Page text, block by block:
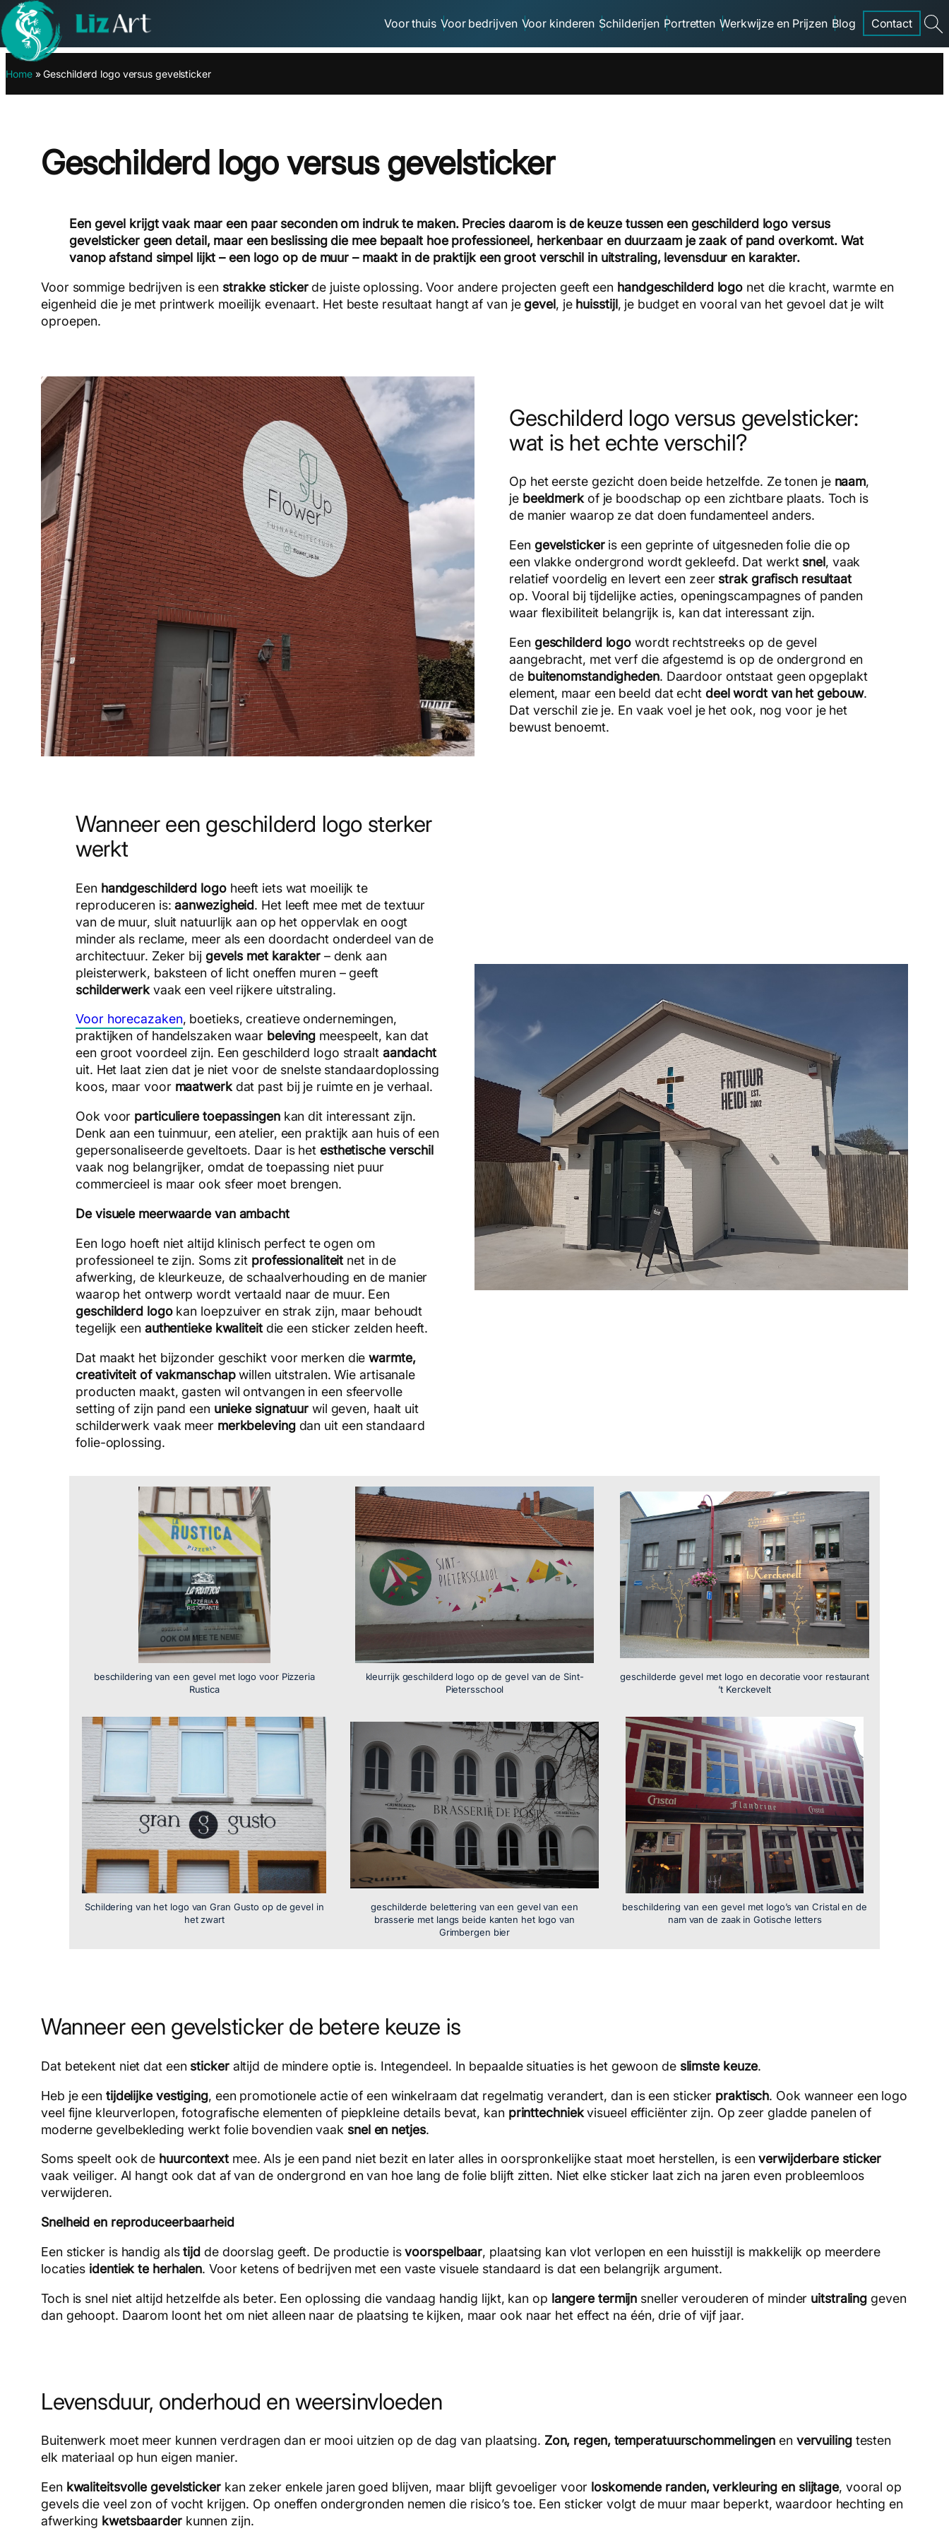
Ga
naar
de
Voor thuis Voor bedrijven Voor kinderen Schilderijen Portretten Werkwijze en Prijzen Blog Contact
Home»Geschilderd logo versus gevelsticker
Geschilderd logo versus gevelsticker
Een gevel krijgt vaak maar een paar seconden om indruk te maken. Precies daarom is de keuze tussen een geschilderd logo versus
gevelsticker geen detail, maar een beslissing die mee bepaalt hoe professioneel, herkenbaar en duurzaam je zaak of pand overkomt. Wat
vanop afstand simpel lijkt – een logo op de muur – maakt in de praktijk een groot verschil in uitstraling, levensduur en karakter.
Voor sommige bedrijven is een strakke stickerde juiste oplossing. Voor andere projecten geeft een handgeschilderd logo net die kracht, warmte en
eigenheid die je met printwerk moeilijk evenaart. Het beste resultaat hangt af van jegevel, je huisstijl, je budget en vooral van het gevoel dat je wilt
oproepen.
Geschilderd logo versus gevelsticker:
wat is het echte verschil?
Op het eerste gezicht doen beide hetzelfde. Ze tonen je naam,
je beeldmerkof je boodschap op een zichtbare plaats. Toch is
de manier waarop ze dat doen fundamenteel anders.
Een gevelstickeris een geprinte of uitgesneden folie die op
een vlakke ondergrond wordt gekleefd. Dat werkt snel, vaak
relatief voordelig en levert een zeer strak grafisch resultaat
op. Vooral bij tijdelijke acties, openingscampagnes of panden
waar flexibiliteit belangrijk is, kan dat interessant zijn.
Een geschilderd logo wordt rechtstreeks op de gevel
aangebracht, met verf die afgestemd is op de ondergrond en
de buitenomstandigheden. Daardoor ontstaat geen opgeplakt
element, maar een beeld dat echt deel wordt van het gebouw.
Dat verschil zie je. En vaak voel je het ook, nog voor je het
bewust benoemt.
Wanneer een geschilderd logo sterker
werkt
Een handgeschilderd logoheeft iets wat moeilijk te
reproduceren is:aanwezigheid. Het leeft mee met de textuur
van de muur, sluit natuurlijk aan op het oppervlak en oogt
minder als reclame, meer als een doordacht onderdeel van de
architectuur. Zeker bij gevels met karakter– denk aan
pleisterwerk, baksteen of licht oneffen muren – geeft
schilderwerkvaak een veel rijkere uitstraling.
Voor horecazaken, boetieks, creatieve ondernemingen,
praktijken of handelszaken waar beleving meespeelt, kan dat
een groot voordeel zijn. Een geschilderd logo straalt aandacht
uit. Het laat zien dat je niet voor de snelste standaardoplossing
koos, maar voor maatwerkdat past bij je ruimte en je verhaal.
Ook voor particuliere toepassingenkan dit interessant zijn.
Denk aan een tuinmuur, een atelier, een praktijk aan huis of een
gepersonaliseerde geveltoets. Daar is het esthetische verschil
vaak nog belangrijker, omdat de toepassing niet puur
commercieel is maar ook sfeer moet brengen.
De visuele meerwaarde van ambacht
Een logo hoeft niet altijd klinisch perfect te ogen om
professioneel te zijn. Soms zit professionaliteit net in de
afwerking, de kleurkeuze, de schaalverhouding en de manier
waarop het ontwerp wordt vertaald naar de muur. Een
geschilderd logokan loepzuiver en strak zijn, maar behoudt
tegelijk een authentieke kwaliteitdie een sticker zelden heeft.
Dat maakt het bijzonder geschikt voor merken diewarmte,
creativiteit of vakmanschapwillen uitstralen. Wie artisanale
producten maakt, gasten wil ontvangen in een sfeervolle
setting of zijn pand een unieke signatuur wil geven, haalt uit
schilderwerk vaak meer merkbelevingdan uit een standaard
folie-oplossing.
beschildering van een gevel met logo voor Pizzeria
Rustica
kleurrijk geschilderd logo op de gevel van de Sint-
Pietersschool
geschilderde gevel met logo en decoratie voor restaurant
’t Kerckevelt
Schildering van het logo van Gran Gusto op de gevel in
het zwart
geschilderde belettering van een gevel van een
brasserie met langs beide kanten het logo van
Grimbergen bier
beschildering van een gevel met logo’s van Cristal en de
nam van de zaak in Gotische letters
Wanneer een gevelsticker de betere keuze is
Dat betekent niet dat een stickeraltijd de mindere optie is. Integendeel. In bepaalde situaties is het gewoon de slimste keuze.
Heb je een tijdelijke vestiging, een promotionele actie of een winkelraam dat regelmatig verandert, dan is een sticker praktisch. Ook wanneer een logo
veel fijne kleurverlopen, fotografische elementen of piepkleine details bevat, kan printtechniekvisueel efficiënter zijn. Op zeer gladde panelen of
moderne gevelbekleding werkt folie bovendien vaak snel en netjes.
Soms speelt ook de huurcontext mee. Als je een pand niet bezit en later alles in oorspronkelijke staat moet herstellen, is eenverwijderbare sticker
vaak veiliger. Al hangt ook dat af van de ondergrond en van hoe lang de folie blijft zitten. Niet elke sticker laat zich na jaren even probleemloos
verwijderen.
Snelheid en reproduceerbaarheid
Een sticker is handig alstijd de doorslag geeft. De productie isvoorspelbaar, plaatsing kan vlot verlopen en een huisstijl is makkelijk op meerdere
locaties identiek te herhalen. Voor ketens of bedrijven met een vaste visuele standaard is dat een belangrijk argument.
Toch is snel niet altijd hetzelfde als beter. Een oplossing die vandaag handig lijkt, kan op langere termijn sneller verouderen of minder uitstraling geven
dan gehoopt. Daarom loont het om niet alleen naar de plaatsing te kijken, maar ook naar het effect na één, drie of vijf jaar.
Levensduur, onderhoud en weersinvloeden
Buitenwerk moet meer kunnen verdragen dan er mooi uitzien op de dag van plaatsing. Zon, regen, temperatuurschommelingen en vervuilingtesten
elk materiaal op hun eigen manier.
Een kwaliteitsvolle gevelstickerkan zeker enkele jaren goed blijven, maar blijft gevoeliger voor loskomende randen, verkleuring en slijtage, vooral op
gevels die veel zon of vocht krijgen. Op oneffen ondergronden nemen die risico’s toe. Een sticker volgt de muur maar beperkt, waardoor hechting en
afwerking kwetsbaarderkunnen zijn.